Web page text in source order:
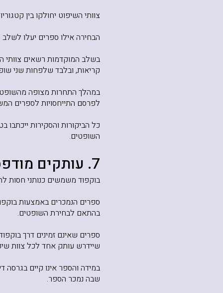
צוותי השיפוט יחולקו בין
הבחירה אילו ספרים יעלו
בשלב המוקדמות רשאים צוותי
קריאות, ובלבד שלפחות שני
במהלך התחרות מצופה
לפרסם התייחסויות לספרים
כל הביקורות והסקירות
השופטים.
7. עותקים מודפסים ודיגיטליים
בוקפוד משמשים כנותני חסות
ספרים הנמכרים באמצעות
בהתאם לבחירת השופטים.
ספרים שאינם זמינים דרך
שיידרש עותק אחד לכל צוות
שבה נמכר הספר.